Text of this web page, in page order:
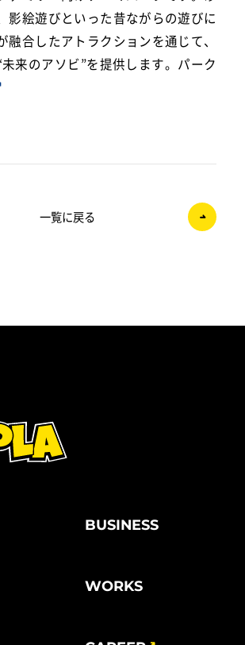
影絵遊びといった昔ながらの遊びに
融合したアトラクションを通じて、
来のアソビ”を提供します。パーク
一覧に戻る
BUSINESS
WORKS